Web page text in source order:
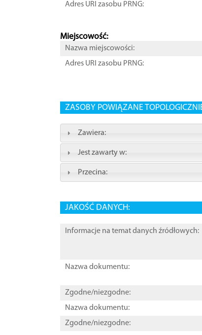
Adres URI zasobu PRNG:
Miejscowość:
Nazwa miejscowości:
Adres URI zasobu PRNG:
ZASOBY POWIĄZANE
Zawiera:
Jest zawarty w:
Przecina:
JAKOŚĆ DANYCH:
Informacje na temat danych źródłowych:
Nazwa dokumentu:
Zgodne/niezgodne:
Nazwa dokumentu:
Zgodne/niezgodne: